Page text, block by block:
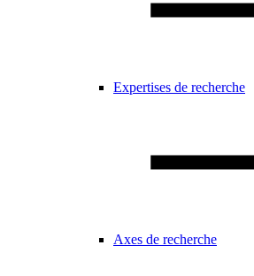
Expertises de recherche
Axes de recherche